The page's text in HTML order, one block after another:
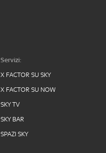
Servizi:
X FACTOR SU SKY
X FACTOR SU NOW
SKY TV
SKY BAR
SPAZI SKY